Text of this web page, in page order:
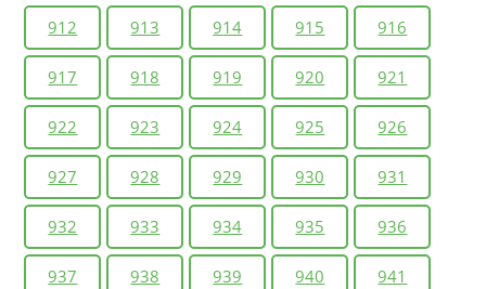
912 913 914 915 916
917 918 919 920 921
922 923 924 925 926
927 928 929 930 931
932 933 934 935 936
937 938 939 940 941